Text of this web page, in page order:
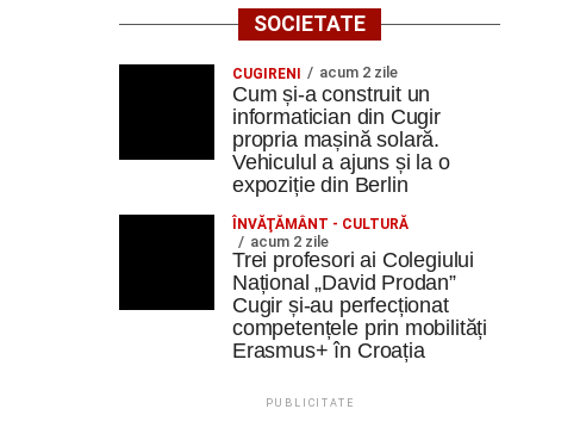
SOCIETATE
CUGIRENI acum 2 zile
Cum și-a construit un
informatician din Cugir
propria mașină solară.
Vehiculul a ajuns și la o
expoziție din Berlin
ÎNVĂŢĂMÂNT - CULTURĂ
acum 2 zile
Trei profesori ai Colegiului
Național „David Prodan”
Cugir și-au perfecționat
competențele prin mobilități
Erasmus+ în Croația
PUBLICITATE